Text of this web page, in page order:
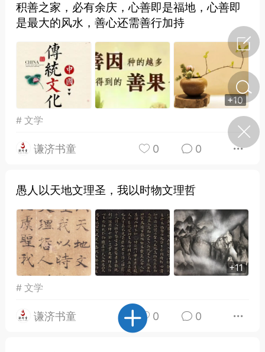
节气气象
特急预警】关
急提示
问答
【养正护络膏】？
小海（HAi） 2
容平，顺时收
时精气
谷气行、营卫通：内经视角
下的脾胃调养要义
积善之家，必有余庆，心善即是福地，心善即
是最大的风水，善心还需善行加持
+10
# 文学
谦济书童 0 0
愚人以天地文理圣，我以时物文理哲
+11
# 文学
谦济书童 0 0